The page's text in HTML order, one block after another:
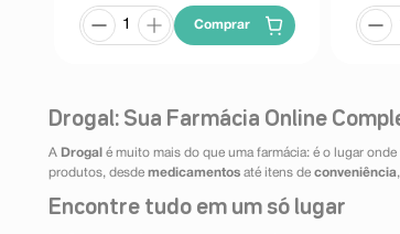
Comprar
Drogal: Sua Farmácia Online
A Drogal é muito mais do que uma farmácia: é o lugar
produtos, desde medicamentos até itens de conveniência
Encontre tudo em um só lugar